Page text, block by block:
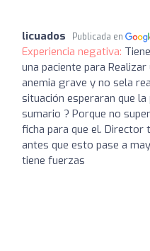
licuados Publicada en
Experiencia negativa:
una paciente para
anemia grave y no sela
situación esperaran que
sumario ? Porque no
ficha para que el.
antes que esto pase a
tiene fuerzas